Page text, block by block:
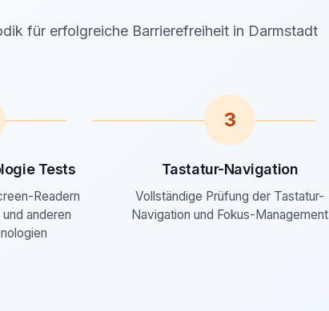
für erfolgreiche Barrierefreiheit in Darmstadt
Tests
Readern
anderen
3
Tastatur-Navigation
Vollständige Prüfung der Tastatur-
Navigation und Fokus-Management